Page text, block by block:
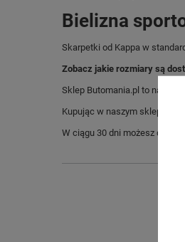
Bielizna
Skarpetki od Kappa w
Zobacz jakie rozmiary są
Sklep Butomania.pl to
Kupując w naszym sklepie
W ciągu 30 dni możesz